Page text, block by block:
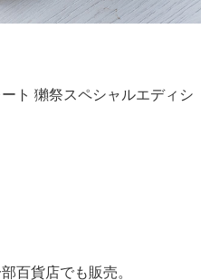
ト 獺祭スペシャルエディシ
百貨店でも販売。